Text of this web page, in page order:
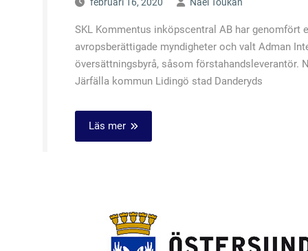
SKL Kommentus inköpscentral AB har genomfört
avropsberättigade myndigheter och valt Adman
översättningsbyrå, såsom förstahandsleverantör.
Järfälla kommun Lidingö stad Danderyds
Läs mer